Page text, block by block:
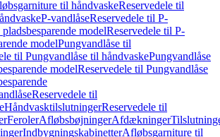
til håndvaskeReservedele til
P-vandlåseReservedele til P-
modelReservedele til P-
modelPungvandlåse til
til Pungvandlåse til håndvaskePungvandlåse
modelReservedele til Pungvandlåse
Reservedele til
HåndvasktilslutningerReservedele til
FerolerAfløbsbøjningerAfdækninger
IndbygningskabinetterAfløbsgarniture til